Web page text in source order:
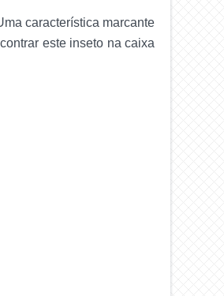
característica marcante
este inseto na caixa